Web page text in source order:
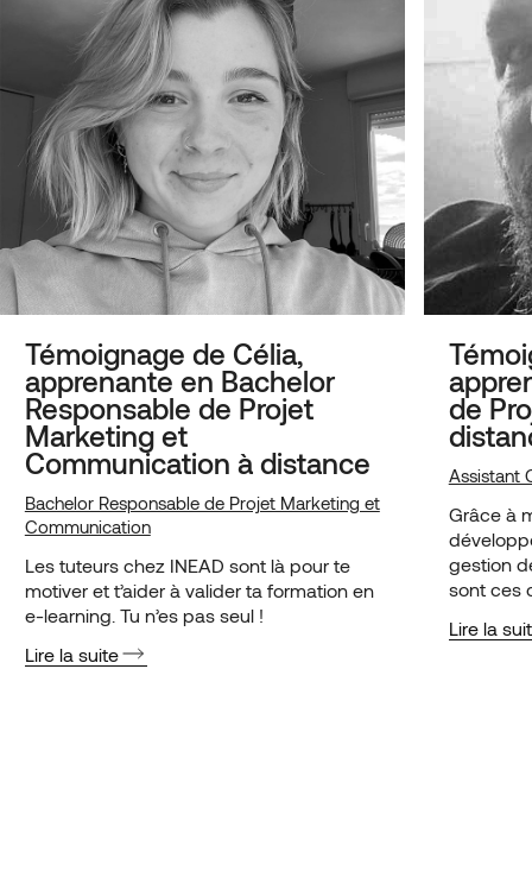
Témoignage de Célia,
apprenante en Bachelor
Responsable de Projet
Marketing et
Communication à distance
Bachelor Responsable de Projet Marketing et
Communication
Les tuteurs chez INEAD sont là pour te
motiver et t’aider à valider ta formation en
e-learning. Tu n’es pas seul !
Lire la suite
de
Assistant
Grâce à
gestion
sont ces
Lire la